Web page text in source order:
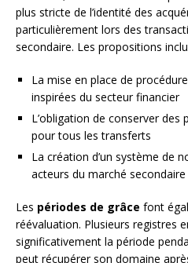
plus stricte de l’identité des
particulièrement lors des
secondaire. Les propositions
La mise en place de
inspirées du secteur financier
L’obligation de conserver des
pour tous les transferts
La création d’un système de
acteurs du marché secondaire
Les périodes de grâce font
réévaluation. Plusieurs registres
significativement la période
peut récupérer son domaine